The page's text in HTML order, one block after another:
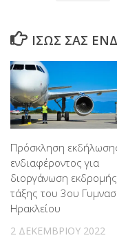
ΊΣΩΣ ΣΑΣ
Πρόσκληση
ενδιαφέροντος για
διοργάνωση
τάξης του 3ου
Ηρακλείου
2 ΔΕΚΕΜΒΡΊΟΥ 2022